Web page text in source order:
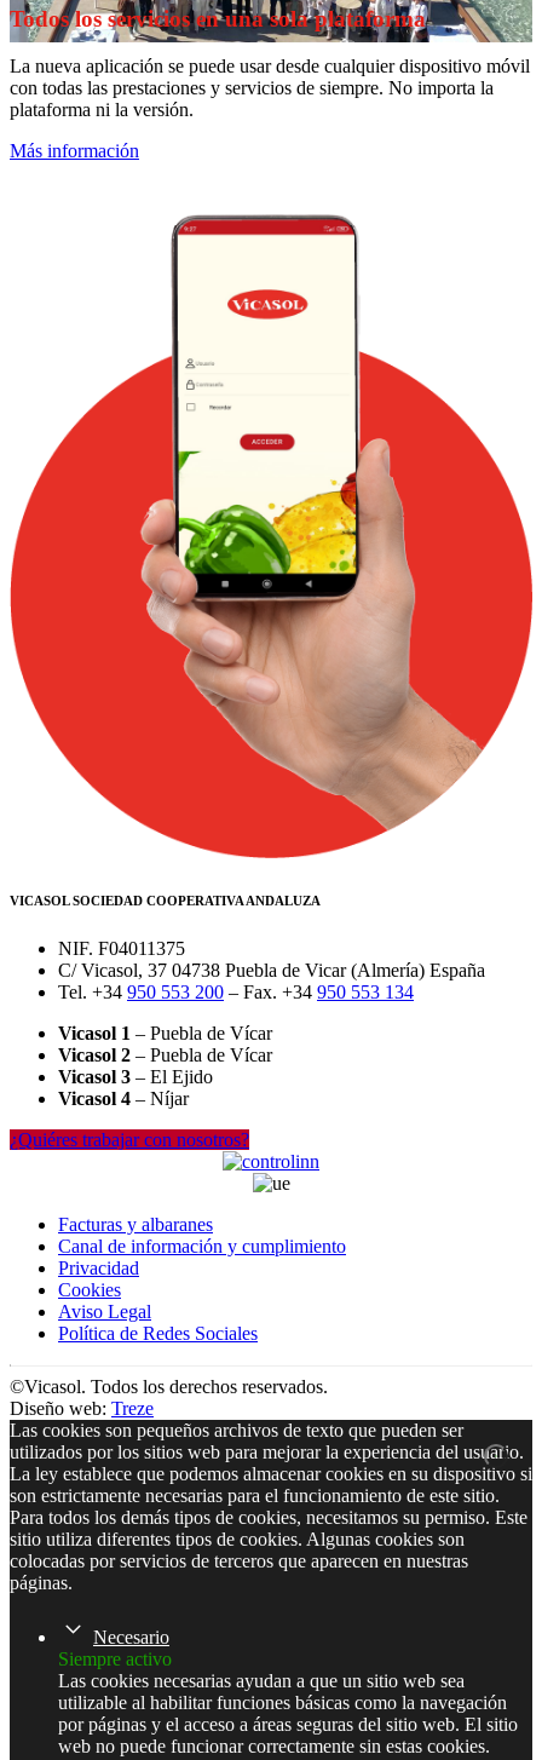
Todos los servicios en una sola plataforma
La nueva aplicación se puede usar desde cualquier dispositivo móvil
con todas las prestaciones y servicios de siempre. No importa la
plataforma ni la versión.
Más información
VICASOL SOCIEDAD COOPERATIVA ANDALUZA
NIF. F04011375
C/ Vicasol, 37 04738 Puebla de Vicar (Almería) España
Tel. +34 950 553 200 – Fax. +34 950 553 134
Vicasol 1 – Puebla de Vícar
Vicasol 2 – Puebla de Vícar
Vicasol 3 – El Ejido
Vicasol 4 – Níjar
¿Quiéres trabajar con nosotros?
Facturas y albaranes
Canal de información y cumplimiento
Privacidad
Cookies
Aviso Legal
Política de Redes Sociales
©Vicasol. Todos los derechos reservados.
Diseño web: Treze
Las cookies son pequeños archivos de texto que pueden ser
utilizados por los sitios web para mejorar la experiencia del usuario.
La ley establece que podemos almacenar cookies en su dispositivo si
son estrictamente necesarias para el funcionamiento de este sitio.
Para todos los demás tipos de cookies, necesitamos su permiso. Este
sitio utiliza diferentes tipos de cookies. Algunas cookies son
colocadas por servicios de terceros que aparecen en nuestras
páginas.
Necesario
Siempre activo
Las cookies necesarias ayudan a que un sitio web sea
utilizable al habilitar funciones básicas como la navegación
por páginas y el acceso a áreas seguras del sitio web. El sitio
web no puede funcionar correctamente sin estas cookies.